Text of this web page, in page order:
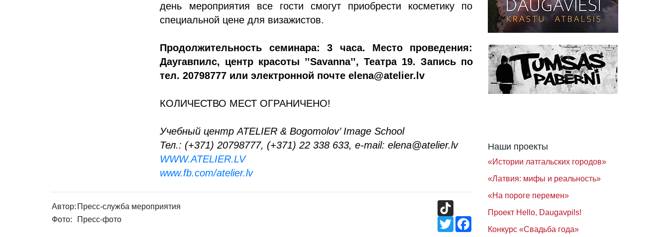
день мероприятия все гости смогут приобрести косметику по
специальной цене для визажистов.
Продолжительность семинара: 3 часа. Место проведения:
Даугавпилс, центр красоты ’’Savanna’’, Театра 19. Запись по
тел. 20798777 или электронной почте elena@atelier.lv
КОЛИЧЕСТВО МЕСТ ОГРАНИЧЕНО!
Учебный центр ATELIER & Bogomolov’ Image School
Тел.: (+371) 20798777, (+371) 22 338 633, e-mail: elena@atelier.lv
WWW.ATELIER.LV
www.fb.com/atelier.lv
Автор: Пресс-служба мероприятия
Фото:
Пресс-фото
TikTok
TwitterFacebook
Наши проекты
«Истории латгальских городов»
«Латвия: мифы и реальность»
«На пороге перемен»
Проект Hello, Daugavpils!
Конкурс «Свадьба года»